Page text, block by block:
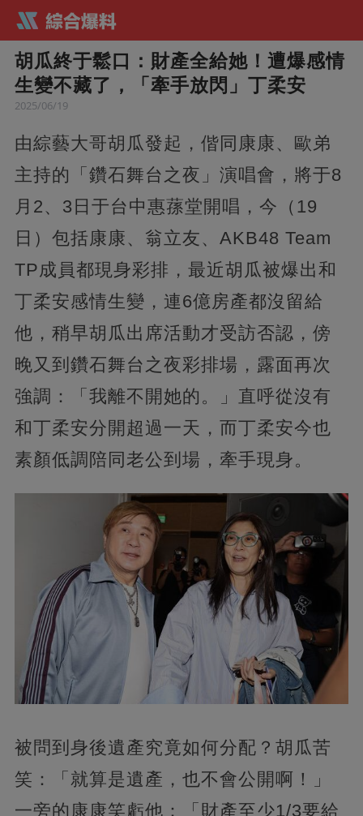
胡瓜終于鬆口：財產全給她！遭爆感情
生變不藏了，「牽手放閃」丁柔安
2025/06/19
由綜藝大哥胡瓜發起，偕同康康、歐弟
主持的「鑽石舞台之夜」演唱會，將于8
月2、3日于台中惠蓀堂開唱，今（19
日）包括康康、翁立友、AKB48 Team
TP成員都現身彩排，最近胡瓜被爆出和
丁柔安感情生變，連6億房產都沒留給
他，稍早胡瓜出席活動才受訪否認，傍
晚又到鑽石舞台之夜彩排場，露面再次
強調：「我離不開她的。」直呼從沒有
和丁柔安分開超過一天，而丁柔安今也
素顏低調陪同老公到場，牽手現身。
被問到身後遺產究竟如何分配？胡瓜苦
笑：「就算是遺產，也不會公開啊！」
一旁的康康笑虧他：「財產至少1/3要給